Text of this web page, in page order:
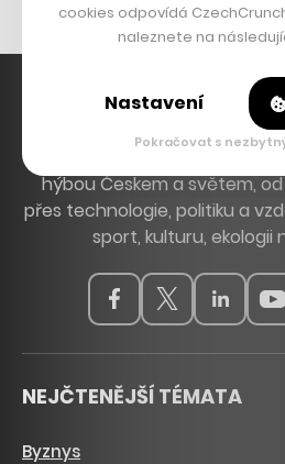
Hlavní zdroj inspirace.
hýbou Českem a světem,
přes technologie, politiku a
sport, kulturu, ekologii
NEJČTENĚJŠÍ TÉMATA
Byznys
cookies odpovídá
naleznete na
Nastavení
Pokračovat s